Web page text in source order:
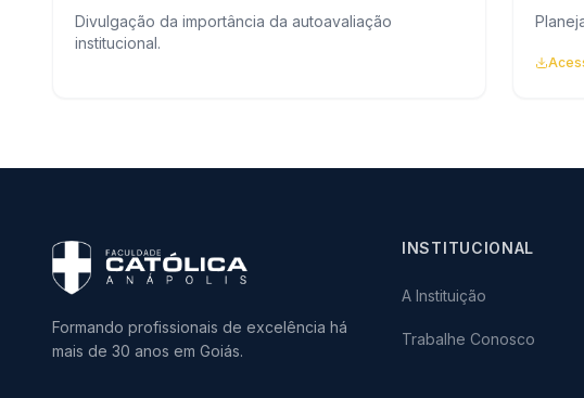
Divulgação da importância da autoavaliação
institucional.
Formando profissionais de excelência há
mais de 30 anos em Goiás.
INSTITUCIONAL
A Instituição
Trabalhe Conosco